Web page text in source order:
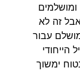
זה לא
עבור
הייחודי
ימשוך